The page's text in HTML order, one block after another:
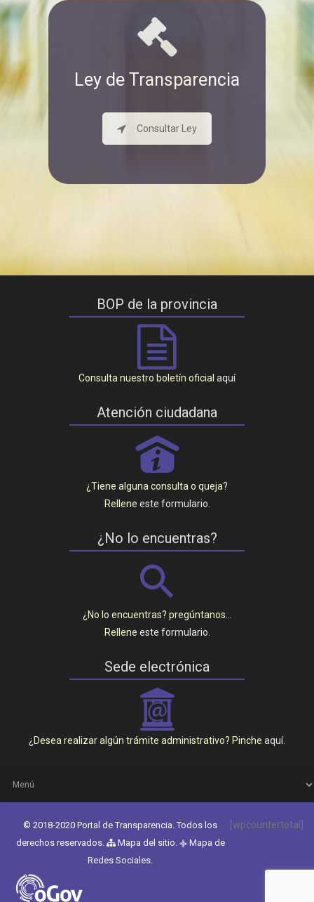
Ley de Transparencia
Consultar Ley
BOP de la provincia
Consulta nuestro boletín oficial aquí
Atención ciudadana
P
¿Tiene alguna consulta o queja?
Rellene este formulario
¿No lo encuentras?
¿No lo encuentras? pregúntanos…
Rellene este formulario
Sede electrónica
_
¿Desea realizar algún trámite administrativo? Pinche aquí.
© 2018-2020 Portal de Transparencia. Todos los
derechos reservados.
Mapa del sitio q Mapa de
Redes Sociales
[wpcountertotal]